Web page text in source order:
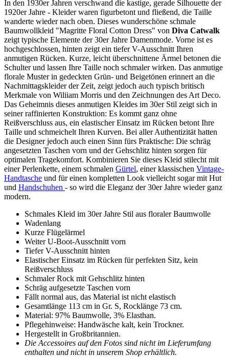
In den 1930er Jahren verschwand die kastige, gerade Silhouette der
1920er Jahre - Kleider waren figurbetont und fließend, die Taille
wanderte wieder nach oben. Dieses wunderschöne schmale
Baumwollkleid "Magritte Floral Cotton Dress" von Diva Catwalk
zeigt typische Elemente der 30er Jahre Damenmode. Vorne ist es
hochgeschlossen, hinten zeigt ein tiefer V-Ausschnitt Ihren
anmutigen Rücken. Kurze, leicht überschnittene Ärmel betonen die
Schulter und lassen Ihre Taille noch schmaler wirken. Das anmutige
florale Muster in gedeckten Grün- und Beigetönen erinnert an die
Nachmittagskleider der Zeit, zeigt jedoch auch typisch britisch
Merkmale von Wiliiam Morris und den Zeichnungen des Art Deco.
Das Geheimnis dieses anmutigen Kleides im 30er Stil zeigt sich in
seiner raffinierten Konstruktion: Es kommt ganz ohne
Reißverschluss aus, ein elastischer Einsatz im Rücken betont Ihre
Taille und schmeichelt Ihren Kurven. Bei aller Authentizität hatten
die Designer jedoch auch einen Sinn fürs Praktische: Die schräg
angesetzten Taschen vorn und der Gehschlitz hinten sorgen für
optimalen Tragekomfort. Kombinieren Sie dieses Kleid stilecht mit
einer Perlenkette, einem schmalen Gürtel, einer klassischen Vintage-
Handtasche und für einen kompletten Look vielleicht sogar mit Hut
und Handschuhen - so wird die Eleganz der 30er Jahre wieder ganz
modern.
Schmales Kleid im 30er Jahre Stil aus floraler Baumwolle
Wadenlang
Kurze Flügelärmel
Weiter U-Boot-Ausschnitt vorn
Tiefer V-Ausschnitt hinten
Elastischer Einsatz im Rücken für perfekten Sitz, kein
Reißverschluss
Schmaler Rock mit Gehschlitz hinten
Schräg aufgesetzte Taschen vorn
Fällt normal aus, das Material ist nicht elastisch
Gesamtlänge 113 cm in Gr. S, Rocklänge 73 cm.
Material: 97% Baumwolle, 3% Elasthan.
Pflegehinweise: Handwäsche kalt, kein Trockner.
Hergestellt in Großbritannien.
Die Accessoires auf den Fotos sind nicht im Lieferumfang
enthalten und nicht in unserem Shop erhältlich.